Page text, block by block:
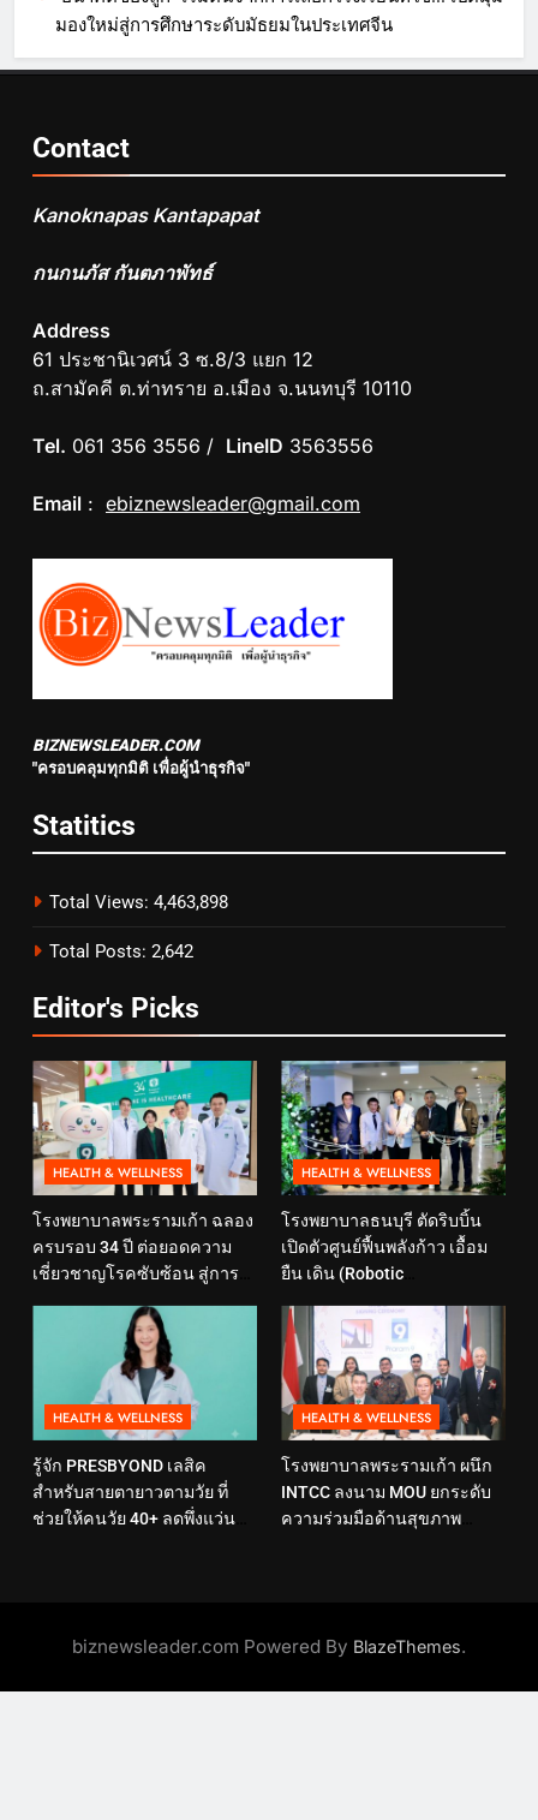
มองใหม่สู่การศึกษาระดับมัธยมในประเทศจีน
Contact
Kanoknapas Kantapapat
กนกนภัส กันตภาพัทธ์
Address
61 ประชานิเวศน์ 3 ซ.8/3 แยก 12
ถ.สามัคคี ต.ท่าทราย อ.เมือง จ.นนทบุรี 10110
Tel. 061 356 3556 / LineID 3563556
Email : ebiznewsleader@gmail.com
BIZNEWSLEADER.COM
"ครอบคลุมทุกมิติ เพื่อผู้นำธุรกิจ"
Statitics
Total Views: 4,463,898
Total Posts: 2,642
Editor's Picks
HEALTH & WELLNESS
โรงพยาบาลพระรามเก้า ฉลอง
ครบรอบ 34 ปี ต่อยอดความ
เชี่ยวชาญโรคซับซ้อน สู่การ
โจทย์ไลฟ์สไตล์ ภายใต้แนวคิด
“SELF-CARE IS HEALTHCARE”
HEALTH & WELLNESS
โรงพยาบาลธนบุรี ตัดริบบิ้น
เปิดตัวศูนย์ฟื้นพลังก้าว เอื้อม
ยืน เดิน (Robotic
เทคโนโลยีสุดล้ำ หุ่นยนต์ฝึก
เดิน มาเพิ่มประสิทธิภาพ
HEALTH & WELLNESS
รู้จัก PRESBYOND เลสิค
สำหรับสายตายาวตามวัย ที่
ช่วยให้คนวัย 40+ ลดพึ่งแว่น
HEALTH & WELLNESS
โรงพยาบาลพระรามเก้า ผนึก
INTCC ลงนาม MOU ยกระดับ
ความร่วมมือด้านสุขภาพ
biznewsleader.com Powered By BlazeThemes.